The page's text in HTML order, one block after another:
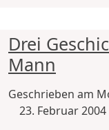
Drei
Mann
Geschrieben am
23. Februar 2004